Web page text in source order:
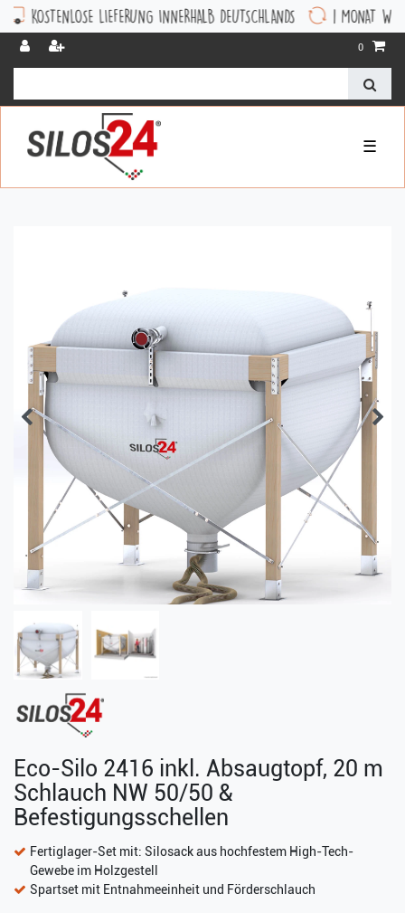
LIEFERUNG INNERHALB DEUTSCHLANDS 1 MONAT WIDERRUFSRECHT
0
☰
Eco-Silo 2416 inkl. Absaugtopf, 20 m
Schlauch NW 50/50 &
Befestigungsschellen
Fertiglager-Set mit: Silosack aus hochfestem High-Tech-
Gewebe im Holzgestell
Spartset mit Entnahmeeinheit und Förderschlauch